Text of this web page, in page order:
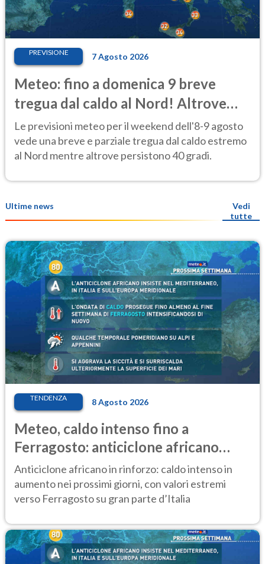
PREVISIONE 7 Agosto 2026
Meteo: fino a domenica 9 breve
tregua dal caldo al Nord! Altrove
calura e afa
Le previsioni meteo per il weekend dell'8-9 agosto
vede una breve e parziale tregua dal caldo estremo
al Nord mentre altrove persistono 40 gradi.
Ultime news
Vedi
tutte
TENDENZA 8 Agosto 2026
Meteo, caldo intenso fino a
Ferragosto: anticiclone africano
ancora protagonista
Anticiclone africano in rinforzo: caldo intenso in
aumento nei prossimi giorni, con valori estremi
verso Ferragosto su gran parte d’Italia